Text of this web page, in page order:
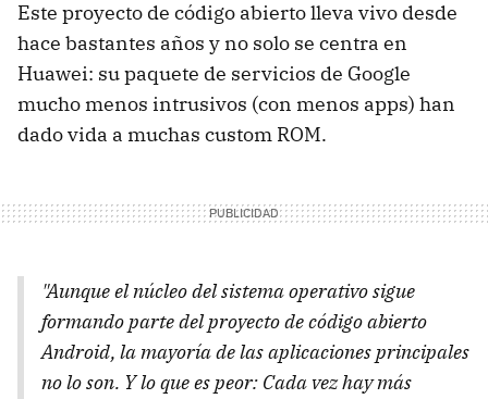
Este proyecto de código abierto lleva vivo desde
hace bastantes años y no solo se centra en
Huawei: su paquete de servicios de Google
mucho menos intrusivos (con menos apps) han
dado vida a muchas custom ROM.
"Aunque el núcleo del sistema operativo sigue
formando parte del proyecto de código abierto
Android, la mayoría de las aplicaciones principales
no lo son. Y lo que es peor: Cada vez hay más